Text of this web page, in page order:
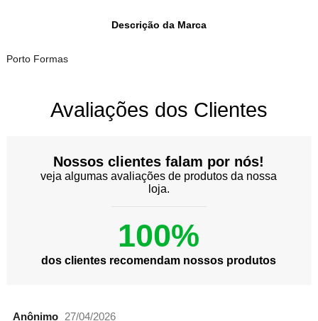
Descrição da Marca
Porto Formas
Avaliações dos Clientes
Nossos clientes falam por nós!
veja algumas avaliações de produtos da nossa
loja.
100%
dos clientes recomendam nossos produtos
Anônimo
27/04/2026